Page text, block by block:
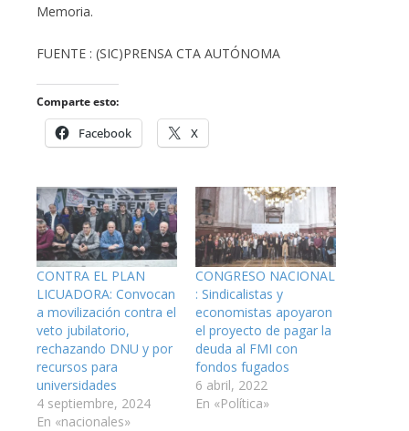
Memoria.
FUENTE : (SIC)PRENSA CTA AUTÓNOMA
Comparte esto:
Facebook X
CONTRA EL PLAN
LICUADORA: Convocan
a movilización contra el
veto jubilatorio,
rechazando DNU y por
recursos para
universidades
4 septiembre, 2024
En «nacionales»
CONGRESO NACIONAL
: Sindicalistas y
economistas apoyaron
el proyecto de pagar la
deuda al FMI con
fondos fugados
6 abril, 2022
En «Política»